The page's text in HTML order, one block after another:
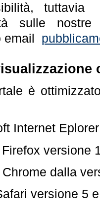
sulle
email
è
Internet
versione
dalla
versione 5